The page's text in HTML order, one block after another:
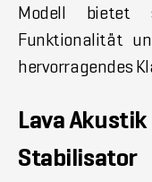
Modell bietet
Funktionalität
hervorragendes
Lava Akustik
Stabilisator